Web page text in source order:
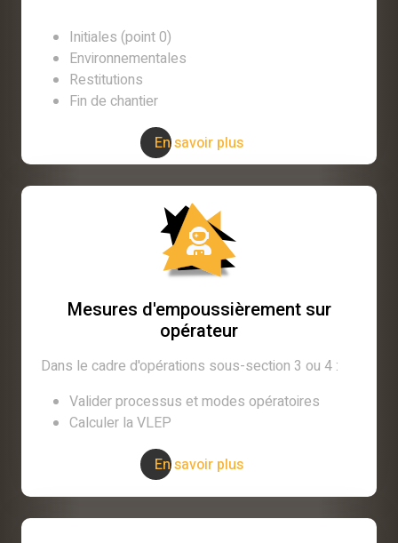
Initiales (point 0)
Environnementales
Restitutions
Fin de chantier
En savoir plus
Mesures d'empoussièrement sur
opérateur
Dans le cadre d'opérations sous-section 3 ou 4 :
Valider processus et modes opératoires
Calculer la VLEP
En savoir plus